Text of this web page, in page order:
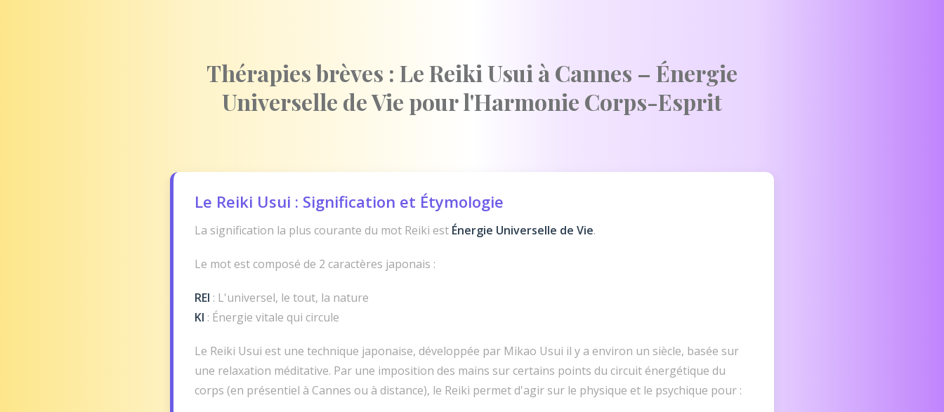
Thérapies brèves : Le Reiki Usui à Cannes – Énergie
Universelle de Vie pour l'Harmonie Corps-Esprit
Le Reiki Usui : Signification et Étymologie
La signification la plus courante du mot Reiki est Énergie Universelle de Vie.
Le mot est composé de 2 caractères japonais :
REI : L'universel, le tout, la nature
KI : Énergie vitale qui circule
Le Reiki Usui est une technique japonaise, développée par Mikao Usui il y a environ un siècle, basée sur
une relaxation méditative. Par une imposition des mains sur certains points du circuit énergétique du
corps (en présentiel à Cannes ou à distance), le Reiki permet d'agir sur le physique et le psychique pour :